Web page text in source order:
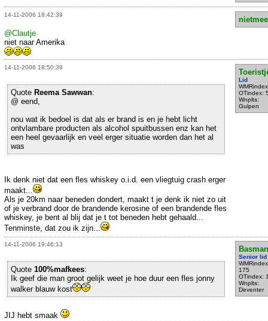
14-11-2006 18:42:39
@Clautje
niet naar Amerika
14-11-2006 18:50:39
Lid
OTindex:
Wnplts:
Gulpen
Quote Reema Sawwan:
@ eend,
nou wat ik bedoel is dat als er brand is en je hebt licht
ontvlambare producten als alcohol spuitbussen enz kan het
een heel gevaarlijk en veel erger situatie worden dan het al
was
Ik denk niet dat een fles whiskey o.i.d. een vliegtuig crash erger
maakt...
Als je 20km naar beneden dondert, maakt t je denk ik niet zo uit
of je verbrand door de brandende kerosine of een brandende fles
whiskey, je bent al blij dat je t tot beneden hebt gehaald...
Tenminste, dat zou ik zijn...
14-11-2006 19:46:13
Senior lid
175
OTindex:
Wnplts:
Deventer
Quote 100%mafkees:
Ik geef die man groot gelijk weet je hoe duur een fles jonny
walker blauw kost
JIJ hebt smaak